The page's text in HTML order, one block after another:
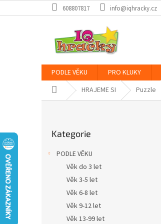
na
608807817 info@iqhracky.cz
PODLE VĚKU PRO KLUKY
Domů HRAJEME SI Puzzle
kategorie
Kategorie
PODLE VĚKU
Věk do 3 let
Věk 3-5 let
Věk 6-8 let
Věk 9-12 let
Věk 13-99 let